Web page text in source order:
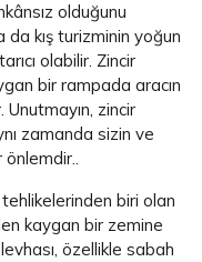
olduğunu
kış turizminin yoğun
olabilir. Zincir
bir rampada aracın
zincir
zamanda sizin ve
önlemdir..
tehlikelerinden biri olan
kaygan bir zemine
özellikle sabah